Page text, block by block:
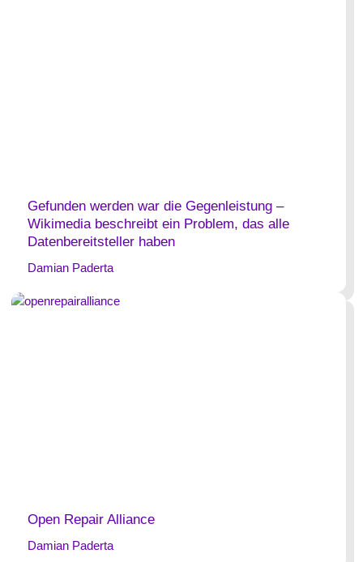
Gefunden werden war die Gegenleistung –
Wikimedia beschreibt ein Problem, das alle
Datenbereitsteller haben
Damian Paderta
Open Repair Alliance
Damian Paderta